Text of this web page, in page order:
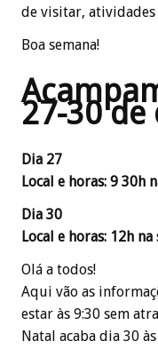
de visitar, atividades
Boa semana!
27-30 de
Dia 27
Local e horas: 9 30h
Dia 30
Local e horas: 12h na
Olá a todos!
Aqui vão as
estar às 9:30 sem
Natal acaba dia 30